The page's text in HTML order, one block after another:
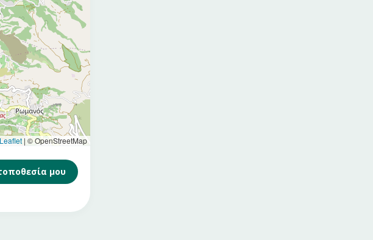
| © OpenStreetMap
μου